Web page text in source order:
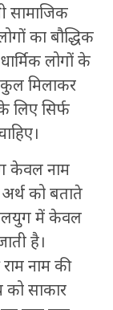
सामाजिक
का बौद्धिक
लोगों के
मिलाकर
लिए सिर्फ
केवल नाम
अर्थ को बताते
में केवल
है।
नाम की
साकार